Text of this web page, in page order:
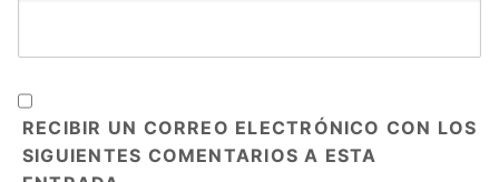
RECIBIR UN CORREO ELECTRÓNICO CON LOS
SIGUIENTES COMENTARIOS A ESTA